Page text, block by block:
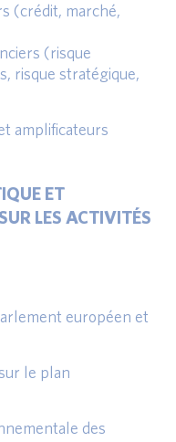
(crédit, marché,
(risque
risque stratégique,
amplificateurs
ET
LES ACTIVITÉS
européen et
le plan
des